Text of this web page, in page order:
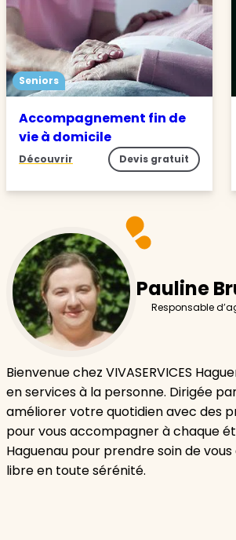
Seniors
Accompagnement fin de
vie à domicile
Découvrir Devis gratuit
Pauline
Responsable
Bienvenue chez VIVASERVICES
en services à la personne. Dirigée
améliorer votre quotidien avec des
pour vous accompagner à chaque
Haguenau pour prendre soin de
libre en toute sérénité.